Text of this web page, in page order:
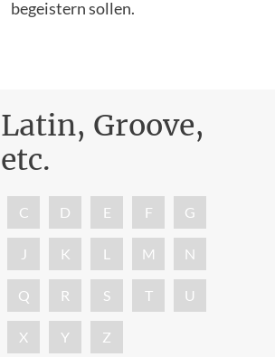
begeistern sollen.
Groove,
C D E F G
J K L M N
Q R S T U
X Y Z